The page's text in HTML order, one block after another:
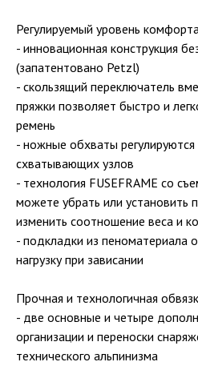
Регулируемый уровень
- инновационная конструкция
(запатентовано Petzl)
- скользящий переключатель
пряжки позволяет быстро и
ремень
- ножные обхваты
схватывающих узлов
- технология FUSEFRAME со
можете убрать или установить
изменить соотношение веса и
- подкладки из пеноматериала
нагрузку при зависании
Прочная и технологичная
- две основные и четыре
организации и переноски
технического альпинизма